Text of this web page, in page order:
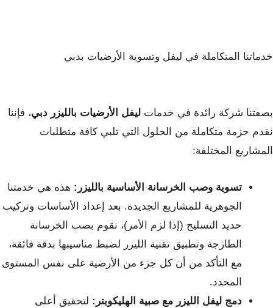
خدماتنا المتكاملة في ليفل وتسوية الأرضيات بدبي
بصفتنا شركة رائدة في خدمات ليفل الأرضيات بالليزر دبي، فإننا
نقدم حزمة متكاملة من الحلول التي تلبي كافة متطلبات
المشاريع المختلفة:
تسوية وصب الخرسانة الأساسية بالليزر: هذه هي خدمتنا
الجوهرية للمشاريع الجديدة. بعد إعداد الأساسات وتركيب
حديد التسليح (إذا لزم الأمر)، نقوم بصب الخرسانة
الطازجة وتطبيق تقنية الليزر لضبط مناسيبها بدقة فائقة،
مع التأكد من أن كل جزء من الأرضية على نفس المستوى
المحدد.
دمج ليفل الليزر مع صبية الهليكوبتر: لتحقيق أعلى